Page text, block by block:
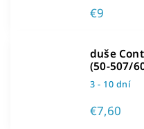
€9
duše
(50-507/
3 - 10 dní
€7,60